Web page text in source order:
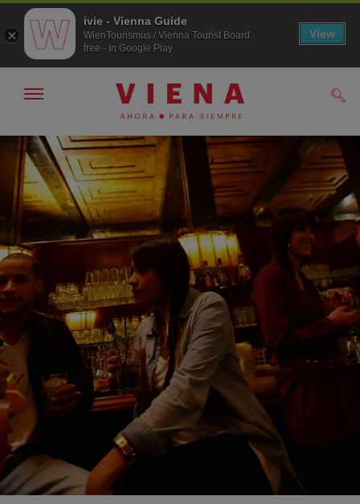
A
navegación
Al
contenido
Mostrar/ocultar
ivie - Vienna Guide
WienTourismus / Vienna Tourist Board
free - In Google Play
View